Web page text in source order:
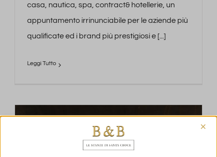
casa, nautica, spa, contract& hotellerie, un
appuntamento irrinunciabile per le aziende più
qualificate ed i brand più prestigiosi e [...]
×